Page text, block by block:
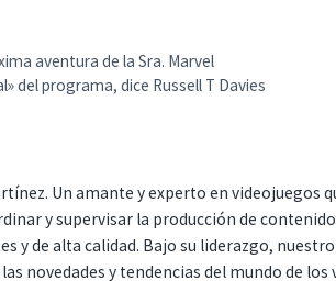
aventura de la Sra. Marvel
del programa, dice Russell T Davies
Un amante y experto en videojuegos
y supervisar la producción de
y de alta calidad. Bajo su liderazgo,
novedades y tendencias del mundo de los